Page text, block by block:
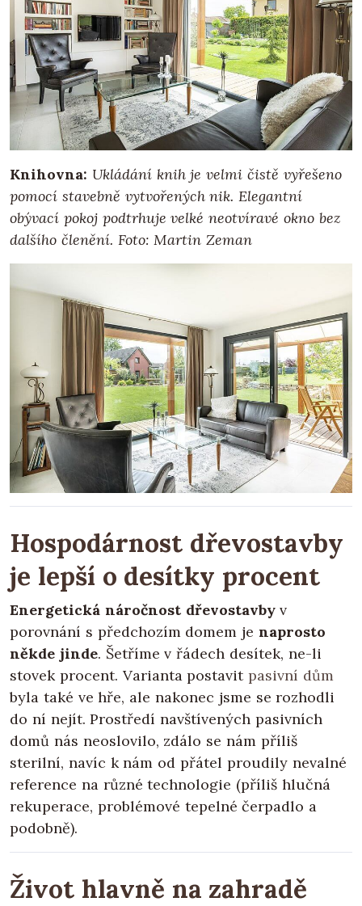
Knihovna: Ukládání knih je velmi čistě vyřešeno
pomocí stavebně vytvořených nik. Elegantní
obývací pokoj podtrhuje velké neotvíravé okno bez
dalšího členění. Foto: Martin Zeman
Hospodárnost dřevostavby
je lepší o desítky procent
Energetická náročnost dřevostavbyv
porovnání s předchozím domem je naprosto
někde jinde. Šetříme v řádech desítek, ne-li
stovek procent. Varianta postavitpasivní dům
byla také ve hře, ale nakonec jsme se rozhodli
do ní nejít. Prostředí navštívených pasivních
domů nás neoslovilo, zdálo se nám příliš
sterilní, navíc k nám od přátel proudily nevalné
reference na různé technologie (příliš hlučná
rekuperace, problémové tepelné čerpadlo a
podobně).
Život hlavně na zahradě